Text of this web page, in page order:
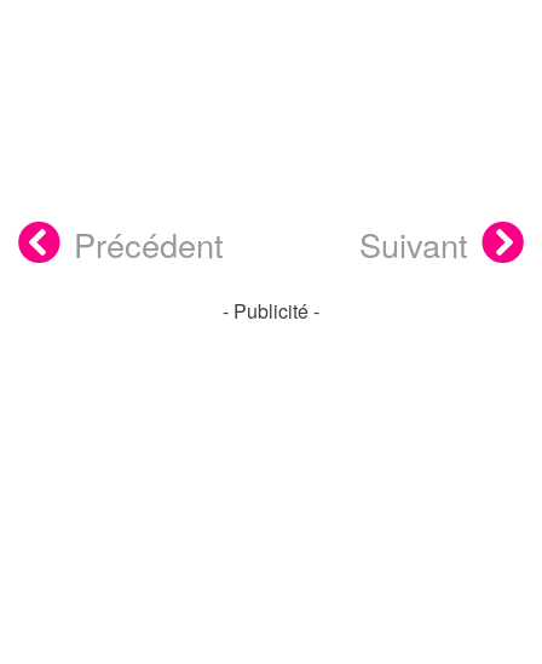
Précédent Suivant
- Publicité -